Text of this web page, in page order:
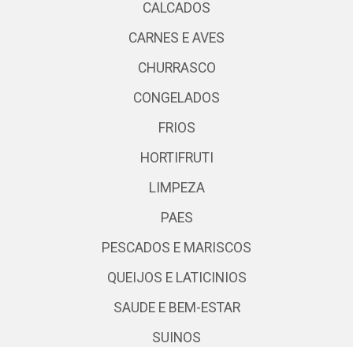
CALCADOS
CARNES E AVES
CHURRASCO
CONGELADOS
FRIOS
HORTIFRUTI
LIMPEZA
PAES
PESCADOS E MARISCOS
QUEIJOS E LATICINIOS
SAUDE E BEM-ESTAR
SUINOS